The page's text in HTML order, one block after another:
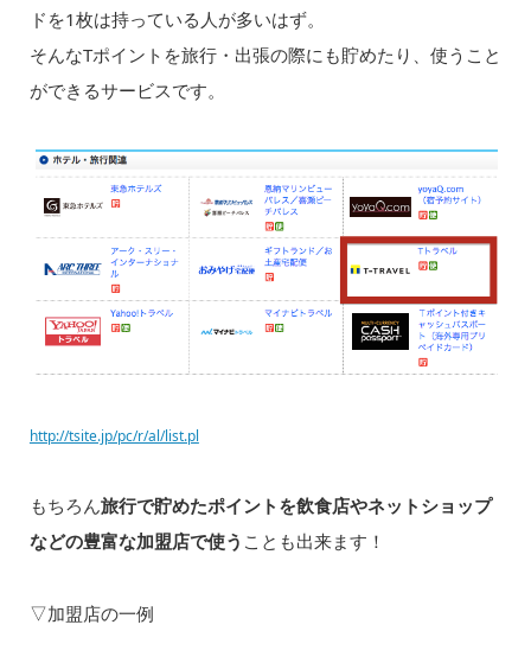
ドを1枚は持っている人が多いはず。
そんなTポイントを旅行・出張の際にも貯めたり、使うこと
ができるサービスです。
http://tsite.jp/pc/r/al/list.pl
もちろん旅行で貯めたポイントを飲食店やネットショップ
などの豊富な加盟店で使う ことも出来ます！
▽加盟店の一例